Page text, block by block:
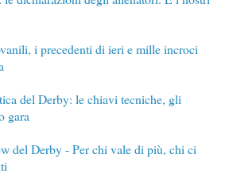
i precedenti di ieri e mille incroci
del Derby: le chiavi tecniche, gli
gara
del Derby - Per chi vale di più, chi ci